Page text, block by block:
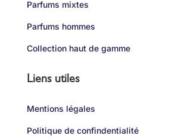
Parfums mixtes
Parfums hommes
Collection haut de gamme
Liens utiles
Mentions légales
Politique de confindentialité